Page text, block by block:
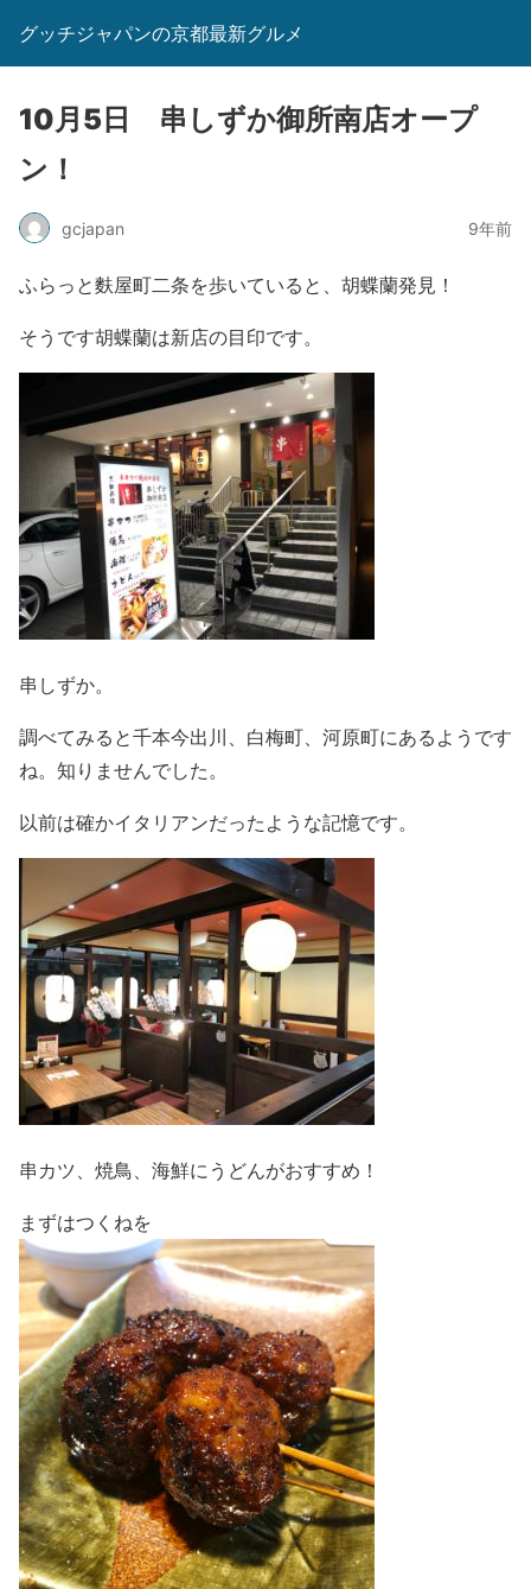
グッチジャパンの京都最新グルメ
10月5日 串しずか御所南店オープ
ン！
gcjapan 9年前
ふらっと麩屋町二条を歩いていると、胡蝶蘭発見！
そうです胡蝶蘭は新店の目印です。
串しずか。
調べてみると千本今出川、白梅町、河原町にあるようです
ね。知りませんでした。
以前は確かイタリアンだったような記憶です。
串カツ、焼鳥、海鮮にうどんがおすすめ！
まずはつくねを